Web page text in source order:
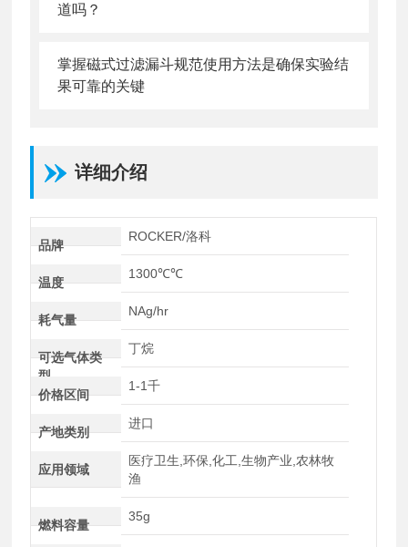
道吗？
掌握磁式过滤漏斗规范使用方法是确保实验结
果可靠的关键
详细介绍
品牌
ROCKER/洛科
温度
1300℃℃
耗气量
NAg/hr
可选气体类
型
丁烷
价格区间
1-1千
产地类别
进口
应用领域
医疗卫生,环保,化工,生物产业,农林牧
渔
燃料容量
35g